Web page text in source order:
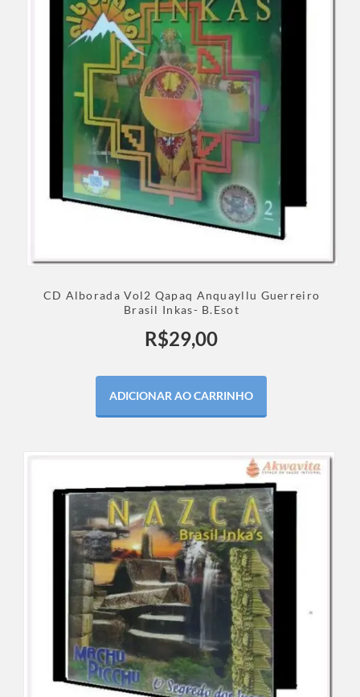
CD Alborada Vol2 Qapaq Anquayllu Guerreiro
Brasil Inkas- B.Esot
R$29,00
ADICIONAR AO CARRINHO